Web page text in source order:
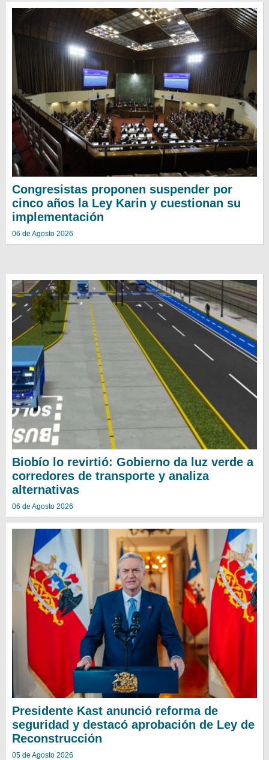
Congresistas proponen suspender por
cinco años la Ley Karin y cuestionan su
implementación
06 de Agosto 2026
Biobío lo revirtió: Gobierno da luz verde a
corredores de transporte y analiza
alternativas
06 de Agosto 2026
Presidente Kast anunció reforma de
seguridad y destacó aprobación de Ley de
Reconstrucción
05 de Agosto 2026